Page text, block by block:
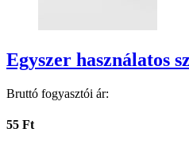
Egyszer használatos
Bruttó fogyasztói ár:
55 Ft